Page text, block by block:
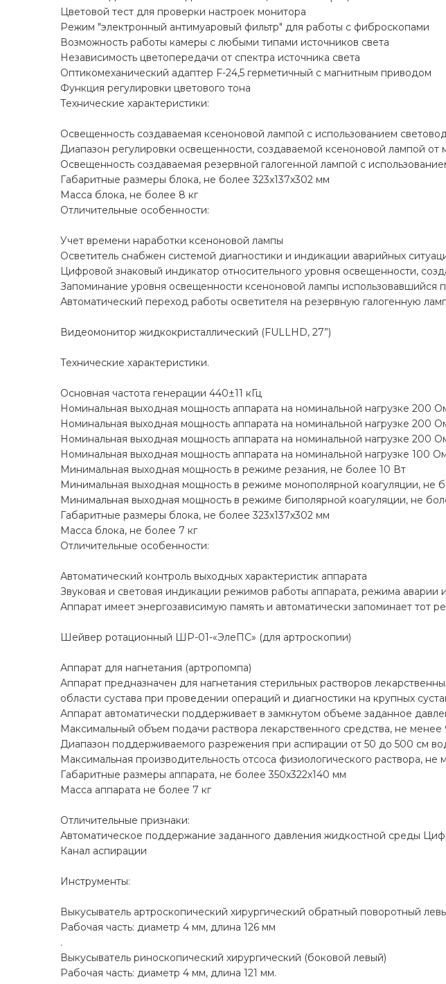
Цветовой тест для проверки настроек монитора
Режим "электронный антимуаровый фильтр" для работы с фиброскопами
Возможность работы камеры с любыми типами источников света
Независимость цветопередачи от спектра источника света
Оптикомеханический адаптер F-24,5 герметичный с магнитным приводом
Функция регулировки цветового тона
Технические характеристики:
Освещенность создаваемая ксеноновой лампой с использованием
Диапазон регулировки освещенности, создаваемой ксеноновой лампой от
Освещенность создаваемая резервной галогенной лампой с
Габаритные размеры блока, не более 323х137х302 мм
Масса блока, не более 8 кг
Отличительные особенности:
Учет времени наработки ксеноновой лампы
Осветитель снабжен системой диагностики и индикации аварийных
Цифровой знаковый индикатор относительного уровня освещенности,
Запоминание уровня освещенности ксеноновой лампы
Автоматический переход работы осветителя на резервную галогенную
Видеомонитор жидкокристаллический (FULLHD, 27”)
Технические характеристики.
Основная частота генерации 440±11 кГц
Номинальная выходная мощность аппарата на номинальной нагрузке 200
Номинальная выходная мощность аппарата на номинальной нагрузке 200
Номинальная выходная мощность аппарата на номинальной нагрузке 200
Номинальная выходная мощность аппарата на номинальной нагрузке 100
Минимальная выходная мощность в режиме резания, не более 10 Вт
Минимальная выходная мощность в режиме монополярной коагуляции, не
Минимальная выходная мощность в режиме биполярной коагуляции, не
Габаритные размеры блока, не более 323х137х302 мм
Масса блока, не более 7 кг
Отличительные особенности:
Автоматический контроль выходных характеристик аппарата
Звуковая и световая индикации режимов работы аппарата, режима аварии
Аппарат имеет энергозависимую память и автоматически запоминает
Шейвер ротационный ШР-01-«ЭлеПС» (для артроскопии)
Аппарат для нагнетания (артропомпа)
Аппарат предназначен для нагнетания стерильных растворов
области сустава при проведении операций и диагностики на крупных
Аппарат автоматически поддерживает в замкнутом объеме заданное
Максимальный объем подачи раствора лекарственного средства, не
Диапазон поддерживаемого разрежения при аспирации от 50 до 500 см
Максимальная производительность отсоса физиологического раствора,
Габаритные размеры аппарата, не более 350х322х140 мм
Масса аппарата не более 7 кг
Отличительные признаки:
Автоматическое поддержание заданного давления жидкостной среды
Канал аспирации
Инструменты:
Выкусыватель артроскопический хирургический обратный поворотный
Рабочая часть: диаметр 4 мм, длина 126 мм
.
Выкусыватель риноскопический хирургический (боковой левый)
Рабочая часть: диаметр 4 мм, длина 121 мм.